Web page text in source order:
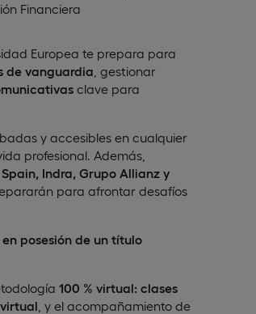
Financiera
Europea te prepara para
de vanguardia , gestionar
clave para
y accesibles en cualquier
profesional. Además,
Indra, Grupo Allianz y
para afrontar desafíos
posesión de un título
100 % virtual: clases
, y el acompañamiento de